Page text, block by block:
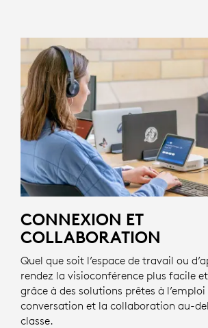
CONNEXION ET
COLLABORATION
Quel que soit l’espace de travail ou
rendez la visioconférence plus facile
grâce à des solutions prêtes à
conversation et la collaboration au-
classe.